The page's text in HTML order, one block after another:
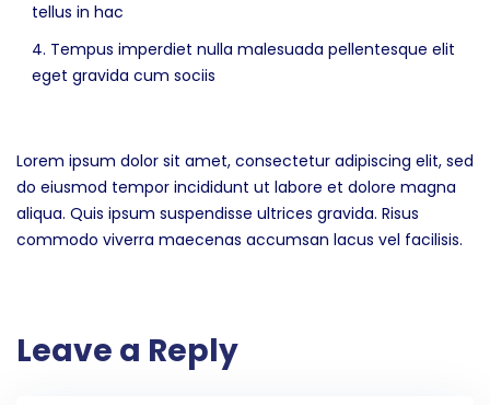
tellus in hac
Tempus imperdiet nulla malesuada pellentesque elit
eget gravida cum sociis
Lorem ipsum dolor sit amet, consectetur adipiscing elit, sed
do eiusmod tempor incididunt ut labore et dolore magna
aliqua. Quis ipsum suspendisse ultrices gravida. Risus
commodo viverra maecenas accumsan lacus vel facilisis.
Leave a Reply